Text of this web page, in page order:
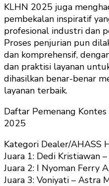
KLHN 2025 juga
pembekalan inspiratif
profesional industri dan
Proses penjurian pun
dan komprehensif,
dan praktisi layanan
dihasilkan benar-benar
layanan terbaik.
Daftar Pemenang
2025
Kategori Dealer/AHASS
Juara 1: Dedi Kristiawan
Juara 2: I Nyoman Ferry
Juara 3: Voniyati – Astra